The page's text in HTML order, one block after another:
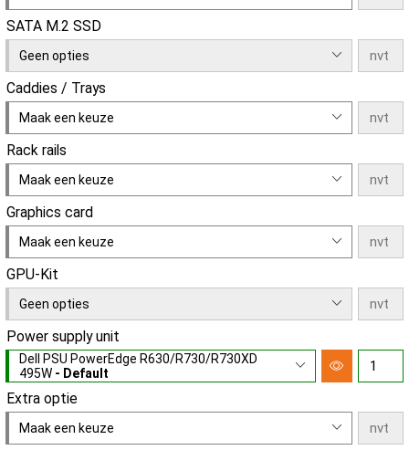
SATA M.2 SSD
Geen opties
Caddies / Trays
Maak een keuze
Rack rails
Maak een keuze
Graphics card
Maak een keuze
GPU-Kit
Geen opties
Power supply unit
Dell PSU PowerEdge R630/R730/R730XD
495W - Default
Extra optie
Maak een keuze